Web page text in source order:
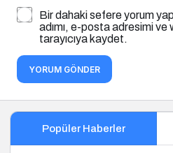
Bir dahaki sefere yorum
adımı, e-posta adresimi
tarayıcıya kaydet.
YORUM GÖNDER
Popüler Haberler